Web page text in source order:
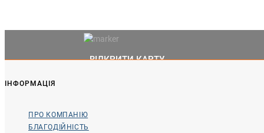
ВІДКРИТИ КАРТУ
ІНФОРМАЦІЯ
ПРО КОМПАНІЮ
БЛАГОДІЙНІСТЬ